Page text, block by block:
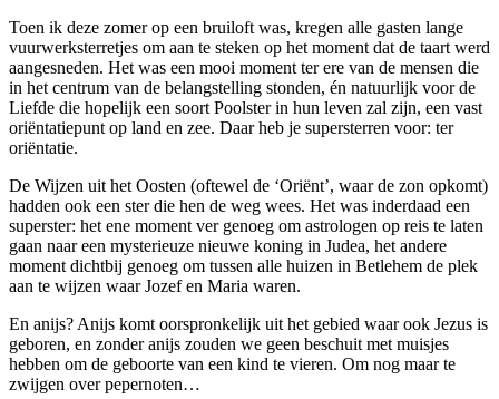
Toen ik deze zomer op een bruiloft was, kregen alle gasten lange
vuurwerksterretjes om aan te steken op het moment dat de taart werd
aangesneden. Het was een mooi moment ter ere van de mensen die
in het centrum van de belangstelling stonden, én natuurlijk voor de
Liefde die hopelijk een soort Poolster in hun leven zal zijn, een vast
oriëntatiepunt op land en zee. Daar heb je supersterren voor: ter
oriëntatie.
De Wijzen uit het Oosten (oftewel de ‘Oriënt’, waar de zon opkomt)
hadden ook een ster die hen de weg wees. Het was inderdaad een
superster: het ene moment ver genoeg om astrologen op reis te laten
gaan naar een mysterieuze nieuwe koning in Judea, het andere
moment dichtbij genoeg om tussen alle huizen in Betlehem de plek
aan te wijzen waar Jozef en Maria waren.
En anijs? Anijs komt oorspronkelijk uit het gebied waar ook Jezus is
geboren, en zonder anijs zouden we geen beschuit met muisjes
hebben om de geboorte van een kind te vieren. Om nog maar te
zwijgen over pepernoten…